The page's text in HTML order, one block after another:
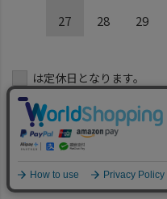
27
28 29
は定休日となります。
[営業時間：10:00～17:00]
メール返信は翌営業日にご連
メールでのお問い合わせは、
年中無休24時間いつでも受